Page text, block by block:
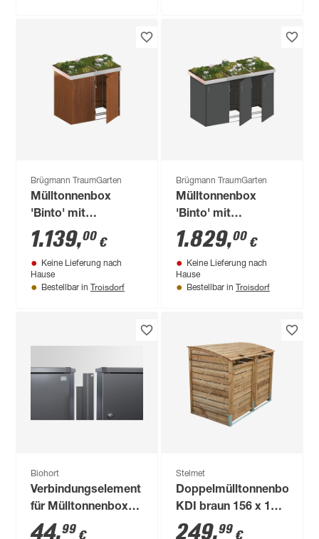
Brügmann TraumGarten
Mülltonnenbox
'Binto' mit
Pflanzkasten braun
150 x 129 x 90 cm
1.139,00 €
Keine Lieferung nach
Hause
Bestellbar in Troisdorf
Brügmann TraumGarten
Mülltonnenbox
'Binto' mit
Pflanzkasten
schiefer 216 x 129 x
90 cm
1.829,00 €
Keine Lieferung nach
Hause
Bestellbar in Troisdorf
Biohort
Verbindungselement
für Mülltonnenbox
'Alex' dunkelgrau-
44,99 €
Stelmet
Doppelmülltonnenbox
KDI braun 156 x 122
x 94 cm
249,99 €